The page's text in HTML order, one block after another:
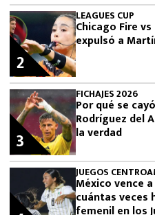
LEAGUES CUP
Chicago Fire
expulsó a
2
FICHAJES 2026
Por qué se
Rodríguez del
la verdad
3
JUEGOS
México vence
cuántas veces